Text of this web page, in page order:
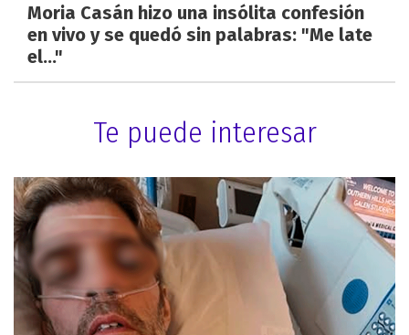
Moria Casán hizo una insólita confesión
en vivo y se quedó sin palabras: "Me late
el..."
Te puede interesar